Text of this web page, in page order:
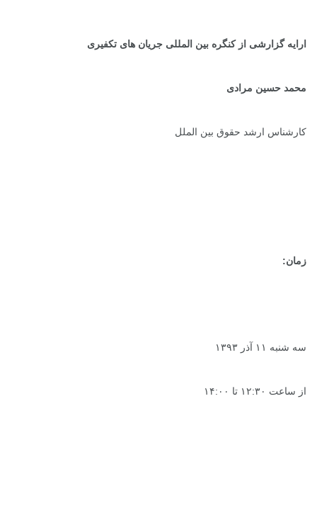
ارایه گزارشی از کنگره بین المللی جریان های تکفیری
محمد حسین مرادی
کارشناس ارشد حقوق بین الملل
زمان:
سه شنبه ۱۱ آذر ۱۳۹۳
از ساعت ۱۲:۳۰ تا ۱۴:۰۰